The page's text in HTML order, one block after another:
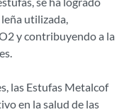
utilizada,
y contribuyendo a la
las Estufas Metalcof
en la salud de las